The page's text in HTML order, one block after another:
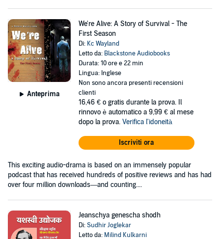
Anteprima
We're Alive: A Story of Survival - The
First Season
Di: Kc Wayland
Letto da: Blackstone Audiobooks
Durata: 10 ore e 22 min
Lingua: Inglese
Non sono ancora presenti recensioni
clienti
16,46 € o gratis durante la prova. Il
rinnovo è automatico a 9,99 € al mese
dopo la prova. Verifica l'idoneità
Iscriviti ora
This exciting audio-drama is based on an immensely popular
podcast that has received hundreds of positive reviews and has had
over four million downloads—and counting....
Jeanschya genescha shodh
Di:Sudhir Joglekar
Letto da: Milind Kulkarni